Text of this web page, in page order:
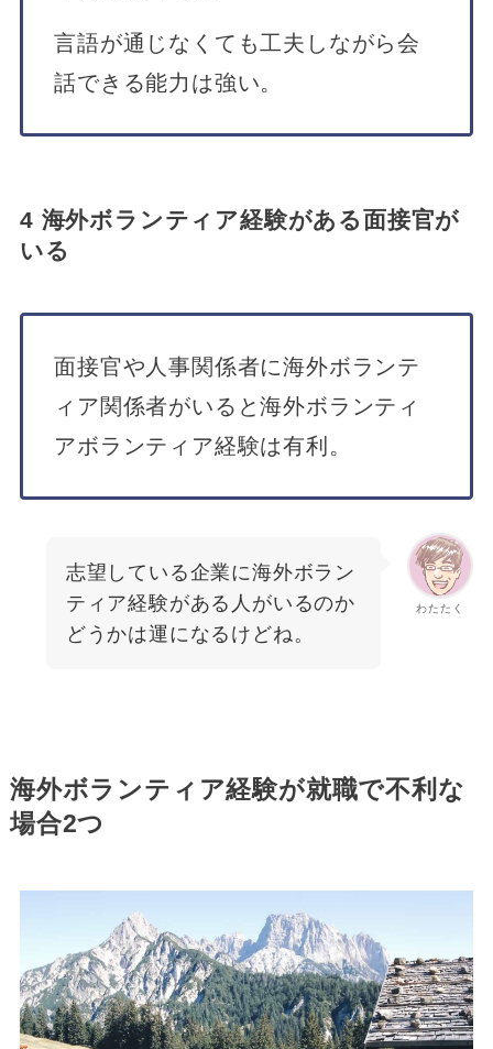
言語が通じなくても工夫しながら会
話できる能力は強い。
4 海外ボランティア経験がある面接官が
いる
面接官や人事関係者に海外ボランテ
ィア関係者がいると海外ボランティ
アボランティア経験は有利。
わたたく
志望している企業に海外ボラン
ティア経験がある人がいるのか
どうかは運になるけどね。
海外ボランティア経験が就職で不利な
場合2つ